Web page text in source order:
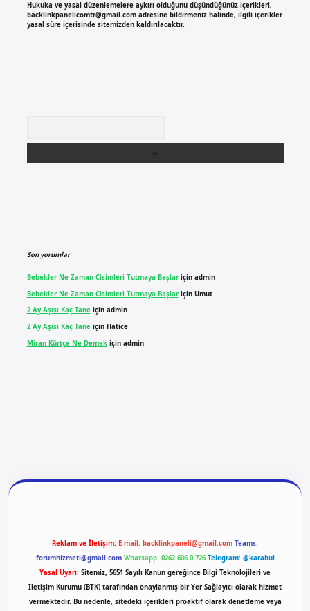
Hukuka ve yasal düzenlemelere aykırı olduğunu düşündüğünüz içerikleri,
backlinkpanelicomtr@gmail.comadresine bildirmeniz halinde, ilgili içerikler
yasal süre içerisinde sitemizden kaldırılacaktır.
Son yorumlar
Bebekler Ne Zaman Cisimleri Tutmaya Başlariçin admin
Bebekler Ne Zaman Cisimleri Tutmaya Başlariçin Umut
2 Ay Aşısı Kaç Taneiçin admin
2 Ay Aşısı Kaç Taneiçin Hatice
Miran Kürtçe Ne Demekiçin admin
Reklam ve İletişim: E-mail: backlinkpaneli@gmail.com Teams:
forumhizmeti@gmail.com Whatsapp: 0262 606 0 726 Telegram: @karabul
Yasal Uyarı: Sitemiz, 5651 Sayılı Kanun gereğince Bilgi Teknolojileri ve
İletişim Kurumu (BTK) tarafından onaylanmış bir Yer Sağlayıcı olarak hizmet
vermektedir. Bu nedenle, sitedeki içerikleri proaktif olarak denetleme veya